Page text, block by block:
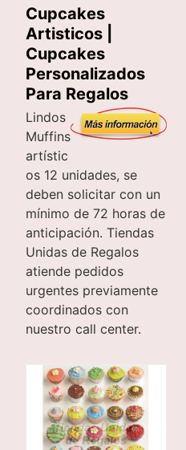
Cupcakes
Artisticos |
Cupcakes
Personalizados
Para Regalos
Lindos
Muffins
artístic
os 12 unidades, se
deben solicitar con un
mínimo de 72 horas de
anticipación. Tiendas
Unidas de Regalos
atiende pedidos
urgentes previamente
coordinados con
nuestro call center.